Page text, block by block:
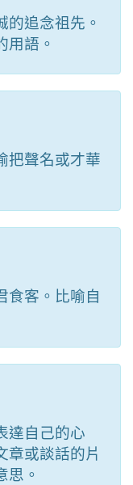
追念祖先。
語。
把聲名或才華
食客。比喻自
達自己的心
章或談話的片
思。